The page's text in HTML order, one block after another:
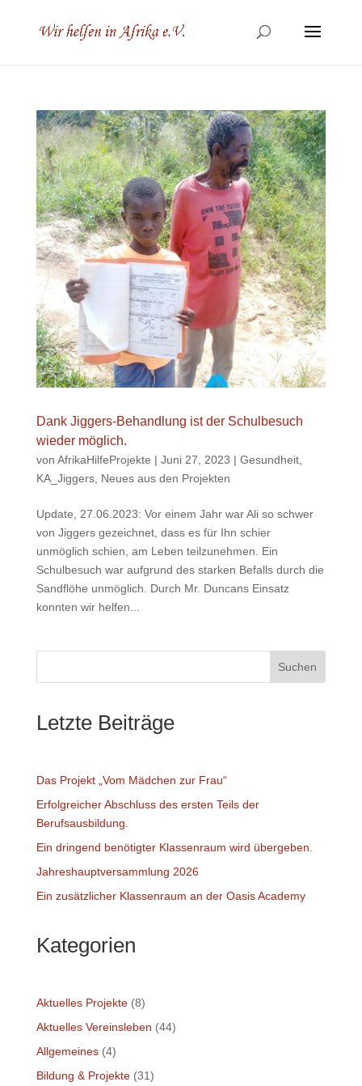
Dank Jiggers-Behandlung ist der Schulbesuch
wieder möglich.
von AfrikaHilfeProjekte | Juni 27, 2023 | Gesundheit,
KA_Jiggers, Neues aus den Projekten
Update, 27.06.2023: Vor einem Jahr war Ali so schwer
von Jiggers gezeichnet, dass es für Ihn schier
unmöglich schien, am Leben teilzunehmen. Ein
Schulbesuch war aufgrund des starken Befalls durch die
Sandflöhe unmöglich. Durch Mr. Duncans Einsatz
konnten wir helfen...
Suchen
Letzte Beiträge
Das Projekt „Vom Mädchen zur Frau“
Erfolgreicher Abschluss des ersten Teils der
Berufsausbildung.
Ein dringend benötigter Klassenraum wird übergeben.
Jahreshauptversammlung 2026
Ein zusätzlicher Klassenraum an der Oasis Academy
Kategorien
Aktuelles Projekte(8)
Aktuelles Vereinsleben (44)
Allgemeines(4)
Bildung & Projekte(31)